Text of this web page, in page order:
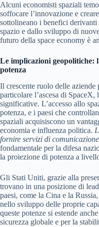
Alcuni economisti spaziali
soffocare l’innovazione e
sottolineano i benefici
spazio e dallo sviluppo di
futuro della space economy è
Le implicazioni geopolitiche:
potenza
Il crescente ruolo delle aziende
particolare l’ascesa di
significative. L’accesso allo
potenza, e i paesi che
spaziali acquisiscono un
economia e influenza politica.
fornire servizi di
fondamentale per la difesa
la proiezione di potenza a
Gli Stati Uniti, grazie alla
trovano in una posizione di
paesi, come la Cina e la
nello sviluppo delle proprie
queste potenze si estende
sicurezza globale e per la